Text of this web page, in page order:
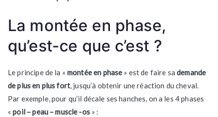
pas
La montée en phase,
qu’est-ce que c’est ?
Le principe de la « montée en phase » est de faire sademande
de plus en plus fort, jusqu’à obtenir une réaction du cheval.
Par exemple, pour qu’il décale ses hanches, on a les 4 phases
«poil – peau – muscle -os» :